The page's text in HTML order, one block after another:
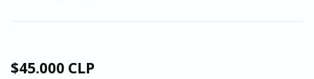
$45.000 CLP